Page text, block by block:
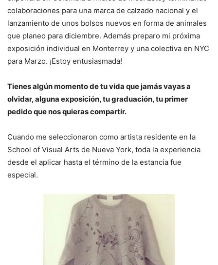
colaboraciones para una marca de calzado nacional y el
lanzamiento de unos bolsos nuevos en forma de animales
que planeo para diciembre. Además preparo mi próxima
exposición individual en Monterrey y una colectiva en NYC
para Marzo. ¡Estoy entusiasmada!
Tienes algún momento de tu vida que jamás vayas a
olvidar, alguna exposición, tu graduación, tu primer
pedido que nos quieras compartir.
Cuando me seleccionaron como artista residente en la
School of Visual Arts de Nueva York, toda la experiencia
desde el aplicar hasta el término de la estancia fue
especial.